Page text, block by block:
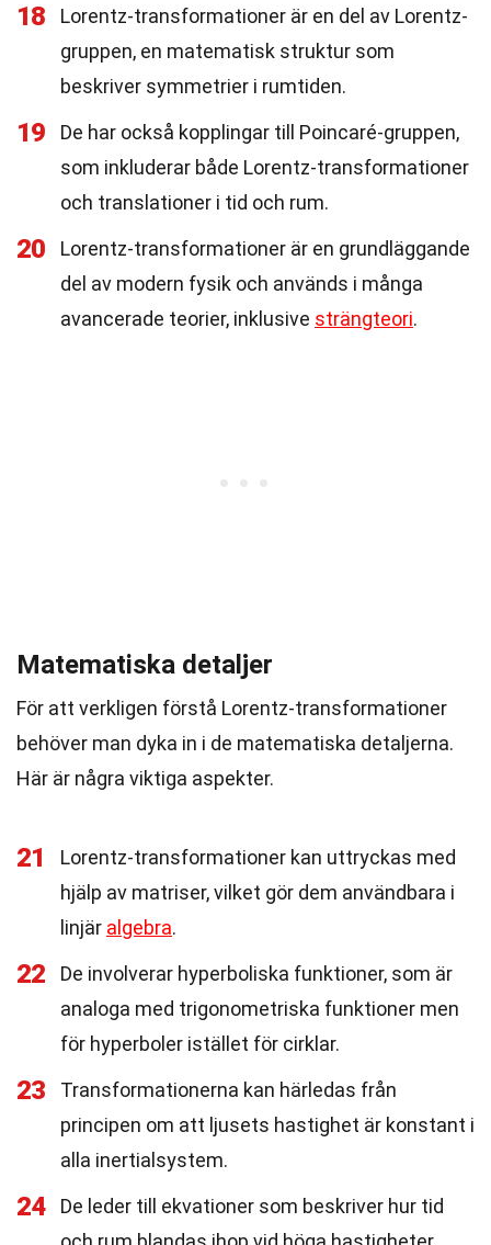
18
Lorentz-transformationer är en del av Lorentz-
gruppen, en matematisk struktur som
beskriver symmetrier i rumtiden.
19
De har också kopplingar till Poincaré-gruppen,
som inkluderar både Lorentz-transformationer
och translationer i tid och rum.
20
Lorentz-transformationer är en grundläggande
del av modern fysik och används i många
avancerade teorier, inklusive strängteori.
Matematiska detaljer
För att verkligen förstå Lorentz-transformationer
behöver man dyka in i de matematiska detaljerna.
Här är några viktiga aspekter.
21
Lorentz-transformationer kan uttryckas med
hjälp av matriser, vilket gör dem användbara i
linjär algebra.
22
De involverar hyperboliska funktioner, som är
analoga med trigonometriska funktioner men
för hyperboler istället för cirklar.
23
Transformationerna kan härledas från
principen om att ljusets hastighet är konstant i
alla inertialsystem.
24
De leder till ekvationer som beskriver hur tid